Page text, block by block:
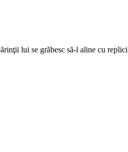
lui se grăbesc să-l aline cu